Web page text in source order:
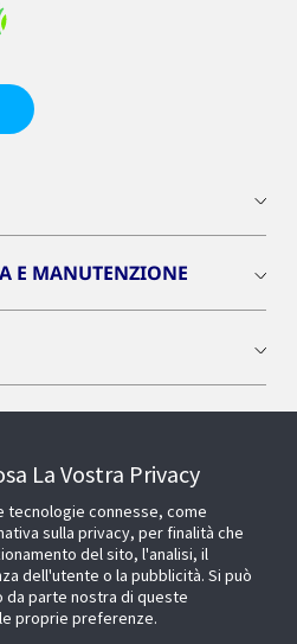
E MANUTENZIONE
La Vostra Privacy
tecnologie connesse, come
sulla privacy, per finalità che
del sito, l'analisi, il
dell'utente o la pubblicità. Si può
parte nostra di queste
proprie preferenze.